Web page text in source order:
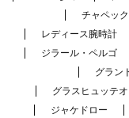
チャペック
レディース腕時計
ジラール・ペルゴ
グラン
グラスヒュッテ
ジャケドロー